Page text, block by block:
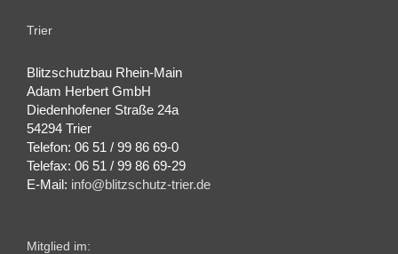
Trier
Blitzschutzbau Rhein-Main
Adam Herbert GmbH
Diedenhofener Straße 24a
54294 Trier
Telefon: 06 51 / 99 86 69-0
Telefax: 06 51 / 99 86 69-29
E-Mail: info@blitzschutz-trier.de
Mitglied im: